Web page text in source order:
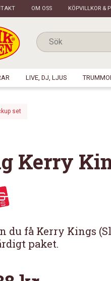
OM OSS KÖPVILLKOR &
LIVE, DJ, LJUS
set
Kerry
du få Kerry Kings
paket.